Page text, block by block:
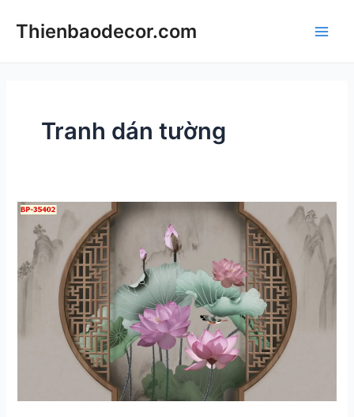
Thienbaodecor.com
Tranh dán tường